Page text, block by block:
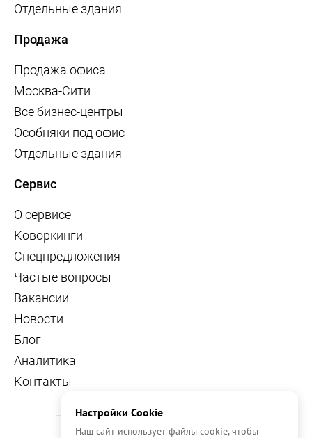
Отдельные здания
Продажа
Продажа офиса
Москва-Сити
Все бизнес-центры
Особняки под офис
Отдельные здания
Сервис
О сервисе
Коворкинги
Спецпредложения
Частые вопросы
Вакансии
Новости
Блог
Аналитика
Контакты
Настройки Cookie
Наш сайт использует файлы cookie, чтобы